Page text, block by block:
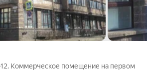
Коммерческое помещение на первом